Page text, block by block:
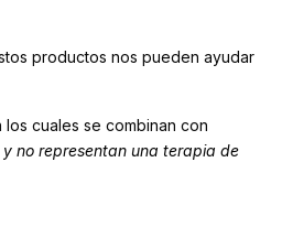
productos nos pueden ayudar
cuales se combinan con
no representan una terapia de